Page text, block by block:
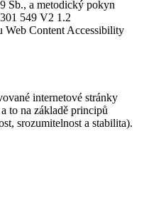
Sb., a metodický pokyn
549 V2 1.2
Web Content Accessibility
internetové stránky
to na základě principů
srozumitelnost a stabilita).